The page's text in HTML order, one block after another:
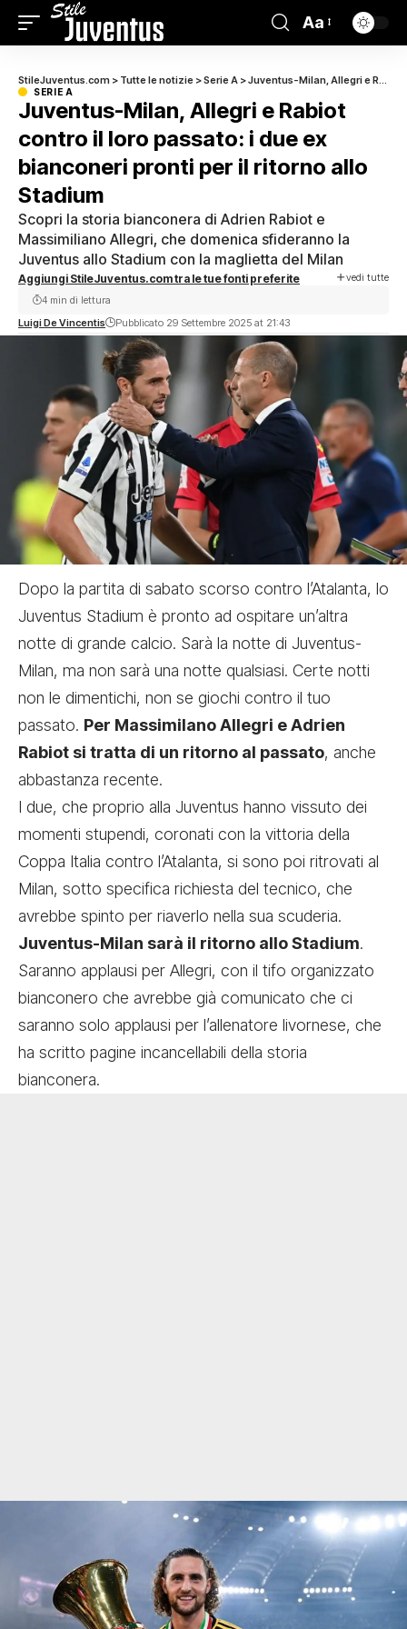
Aa
StileJuventus.com > Tutte le notizie >Serie A >Juventus-Milan, Allegri e Rabiot contro il loro passato: i due ex bianconeri pronti per il ritorno allo Stadium
SERIE A
Juventus-Milan, Allegri e Rabiot
contro il loro passato: i due ex
bianconeri pronti per il ritorno allo
Stadium
Scopri la storia bianconera di Adrien Rabiot e
Massimiliano Allegri, che domenica sfideranno la
Juventus allo Stadium con la maglietta del Milan
Aggiungi StileJuventus.com tra le tue fonti preferite vedi tutte
Luigi De Vincentis Pubblicato 29 Settembre 2025 at 21:43
4 min di lettura
Dopo la partita di sabato scorso contro l’Atalanta, lo
Juventus Stadium è pronto ad ospitare un’altra
notte di grande calcio. Sarà la notte di Juventus-
Milan, ma non sarà una notte qualsiasi. Certe notti
non le dimentichi, non se giochi contro il tuo
passato. Per Massimilano Allegri e Adrien
Rabiot si tratta di un ritorno al passato, anche
abbastanza recente.
I due, che proprio alla Juventus hanno vissuto dei
momenti stupendi, coronati con la vittoria della
Coppa Italia contro l’Atalanta, si sono poi ritrovati al
Milan, sotto specifica richiesta del tecnico, che
avrebbe spinto per riaverlo nella sua scuderia.
Juventus-Milan sarà il ritorno allo Stadium.
Saranno applausi per Allegri, con il tifo organizzato
bianconero che avrebbe già comunicato che ci
saranno solo applausi per l’allenatore livornese, che
ha scritto pagine incancellabili della storia
bianconera.